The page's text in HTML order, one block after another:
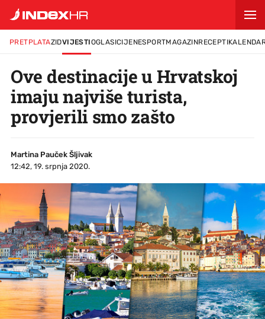
PRETPLATAZIDVIJESTIOGLASICIJENESPORTMAGAZINRECEPTI
Ove destinacije u Hrvatskoj
imaju najviše turista,
provjerili smo zašto
Martina Pauček Šljivak
12:42, 19. srpnja 2020.